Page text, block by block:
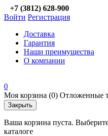
+7 (3812) 628-900
Войти Регистрация
Доставка
Гарантия
Наши преимущества
О компании
0
Моя корзина (0) Отложенные
Закрыть
Ваша корзина пуста.
каталоге